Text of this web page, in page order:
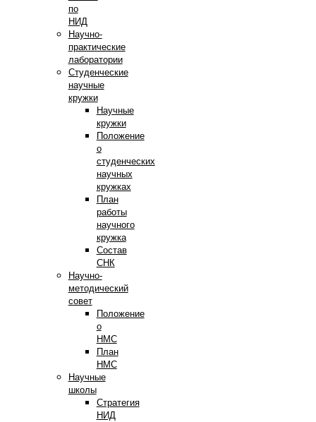
по
НИД
Научно-
практические
лаборатории
Студенческие
научные
кружки
Научные
кружки
Положение
о
студенческих
научных
кружках
План
работы
научного
кружка
Состав
СНК
Научно-
методический
совет
Положение
о
НМС
План
НМС
Научные
школы
Стратегия
НИД